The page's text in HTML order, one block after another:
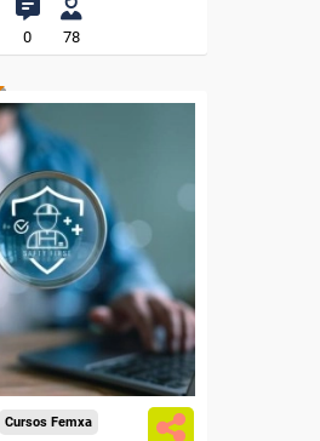
0 78
100%
y autónomos.
Sector
-Mediambiente.
Cursos Femxa